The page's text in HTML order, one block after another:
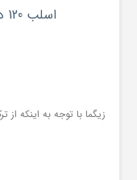
اسلب 120 در 270 زیگما طرح پیترا دارک
زیگما با توجه به اینکه